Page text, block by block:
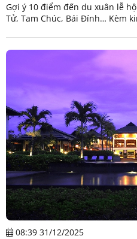
Gợi ý 10 điểm đến du xuân lễ
Tử, Tam Chúc, Bái Đính… Kèm
08:39 31/12/2025